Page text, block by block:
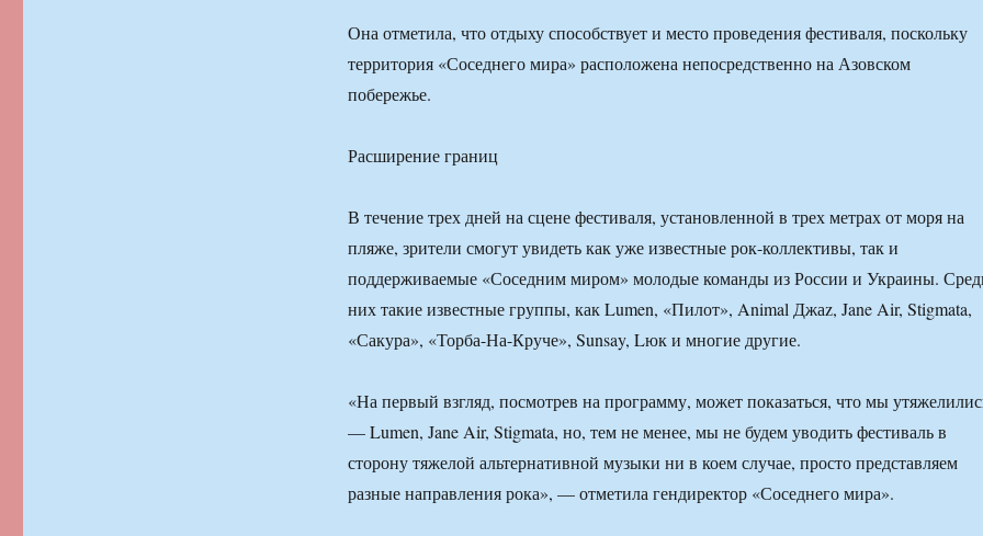
Она отметила, что отдыху способствует и место проведения фестиваля, поскольку
территория «Соседнего мира» расположена непосредственно на Азовском
побережье.
Расширение границ
В течение трех дней на сцене фестиваля, установленной в трех метрах от моря на
пляже, зрители смогут увидеть как уже известные рок-коллективы, так и
поддерживаемые «Соседним миром» молодые команды из России и Украины.
них такие известные группы, как Lumen, «Пилот», Animal Джаz, Jane Air, Stigmata,
«Сакура», «Торба-На-Круче», Sunsay, Lюк и многие другие.
«На первый взгляд, посмотрев на программу, может показаться, что мы
— Lumen, Jane Air, Stigmata, но, тем не менее, мы не будем уводить фестиваль в
сторону тяжелой альтернативной музыки ни в коем случае, просто представляем
разные направления рока», — отметила гендиректор «Соседнего мира».